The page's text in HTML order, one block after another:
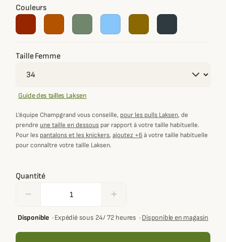
Couleurs
Taille Femme
Guide des tailles Laksen
L’équipe Champgrand vous conseille, pour les pulls Laksen, de
prendre une taille en dessous par rapport à votre taille habituelle.
Pour les pantalons et les knickers, ajoutez +6à votre taille habituelle
pour connaître votre taille Laksen.
Quantité
remove add
Disponible·Expédié sous 24/ 72 heures ·Disponible en magasin